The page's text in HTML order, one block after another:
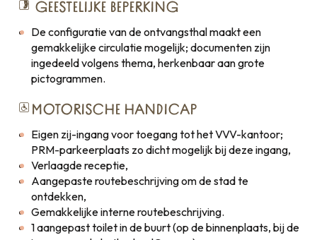
GEESTELIJKE BEPERKING
De configuratie van de ontvangsthal maakt een
gemakkelijke circulatie mogelijk; documenten zijn
ingedeeld volgens thema, herkenbaar aan grote
pictogrammen.
MOTORISCHE HANDICAP
Eigen zij-ingang voor toegang tot het VVV-kantoor;
PRM-parkeerplaats zo dicht mogelijk bij deze ingang,
Verlaagde receptie,
Aangepaste routebeschrijving om de stad te
ontdekken,
Gemakkelijke interne routebeschrijving.
1 aangepast toilet in de buurt (op de binnenplaats, bij de